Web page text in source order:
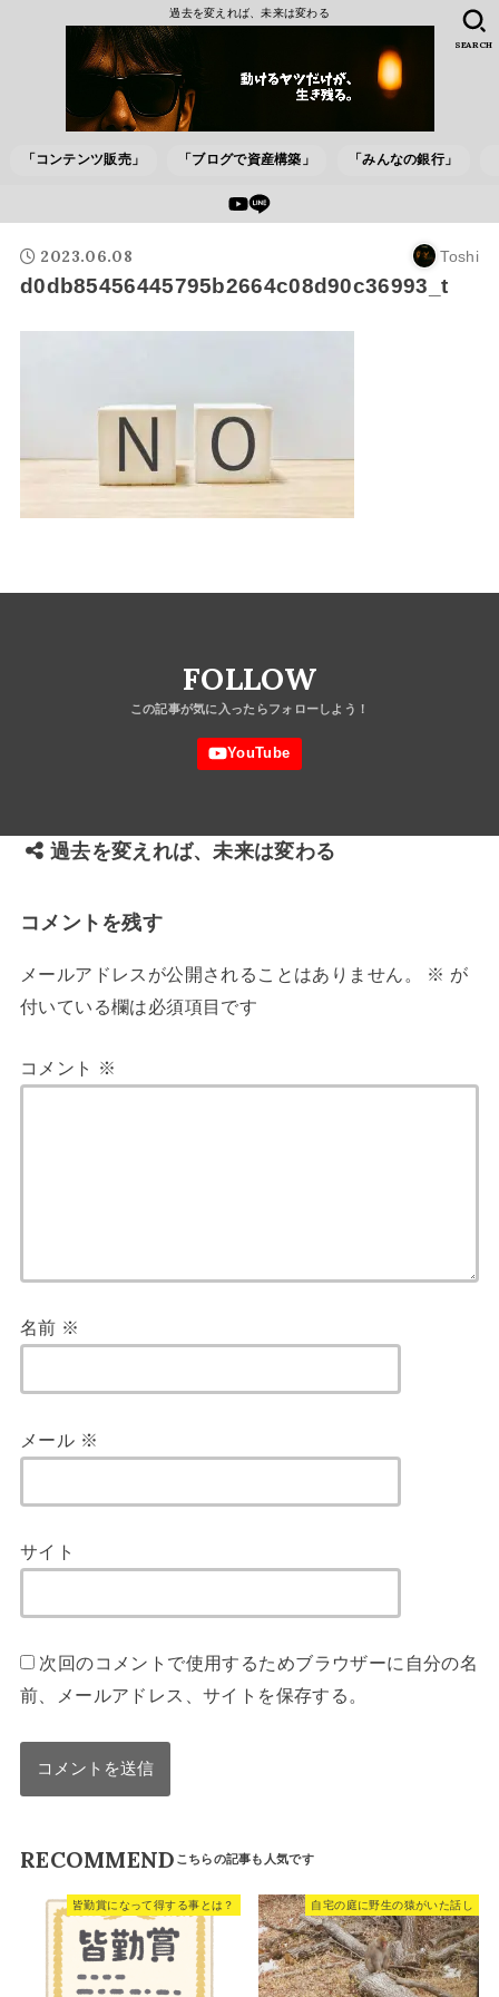
過去を変えれば、未来は変わる
「コンテンツ販売」 「ブログで資産構築」 「みんなの銀行」
SEARCH
2023.06.08 Toshi
d0db85456445795b2664c08d90c36993_t
FOLLOW
過去を変えれば、未来は変わる
コメントを残す
メールアドレスが公開されることはありません。 ※ が
付いている欄は必須項目です
コメント ※
名前 ※
メール ※
サイト
次回のコメントで使用するためブラウザーに自分の名
前、メールアドレス、サイトを保存する。
RECOMMEND
皆勤賞になって得する事とは？ 自宅の庭に野生の猿がいた話し